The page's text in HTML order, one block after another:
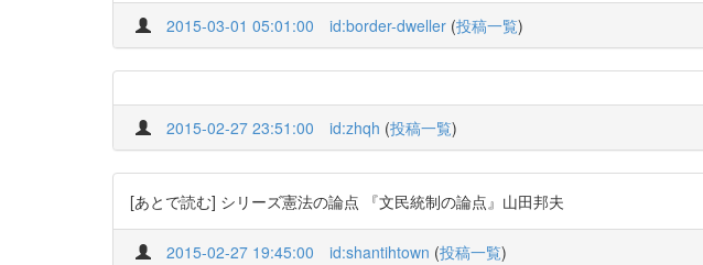
2015-03-01 05:01:00 id:border-dweller (投稿一覧)
2015-02-27 23:51:00 id:zhqh (投稿一覧)
[あとで読む] シリーズ憲法の論点 『文民統制の論点』山田邦夫
2015-02-27 19:45:00 id:shantihtown (投稿一覧)